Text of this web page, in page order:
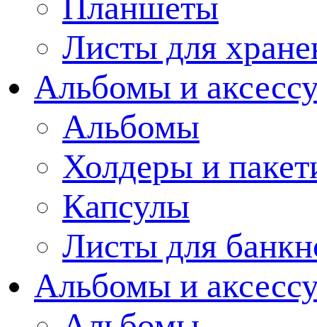
Листы для
Альбомы и
Альбомы
Холдеры и
Капсулы
Листы для
Альбомы и